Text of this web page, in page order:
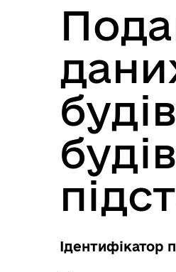
Ідентифікатор